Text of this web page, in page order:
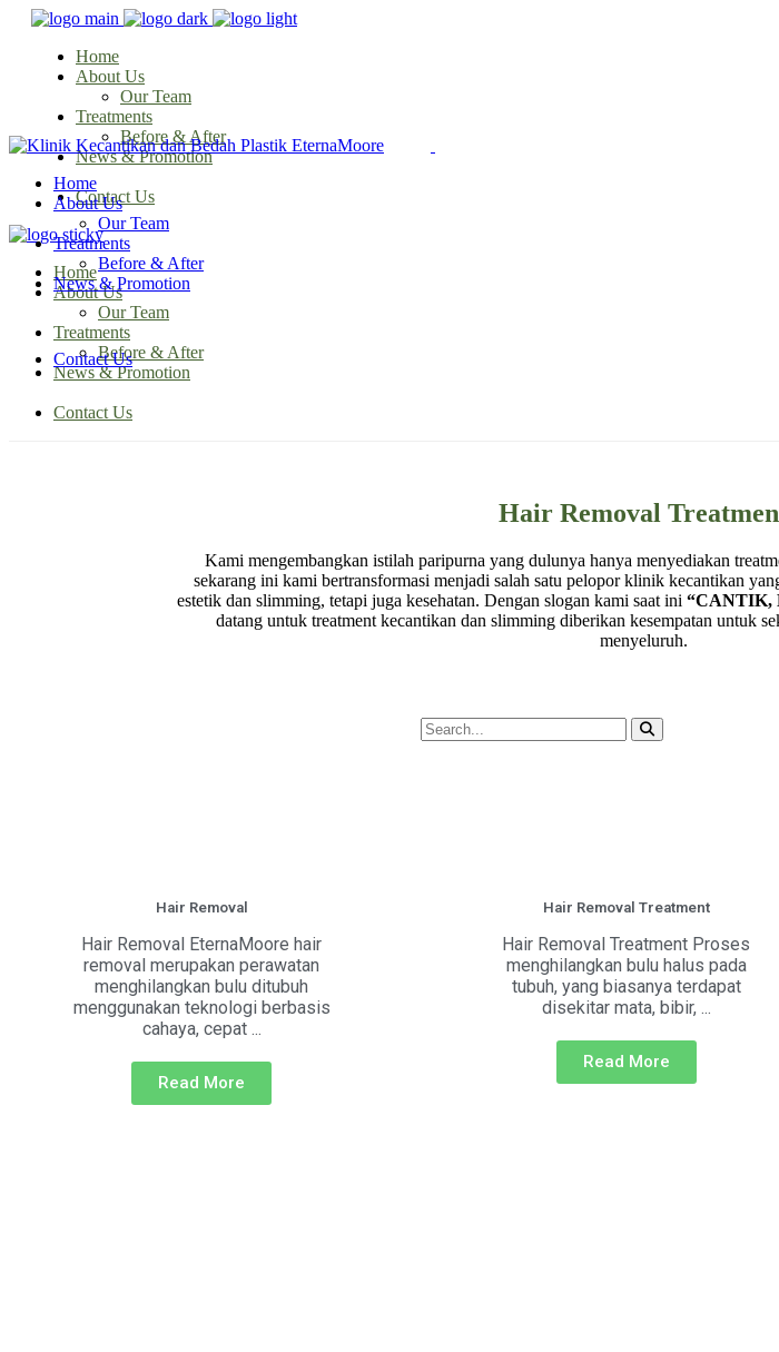
Home
About Us
Our Team
Treatments
Before & After
News & Promotion
Contact Us
Home
About Us
Our Team
Treatments
Before & After
News & Promotion
Contact Us
Home
About Us
Our Team
Treatments
Before & After
News & Promotion
Contact Us
Hair Removal
Kami mengembangkan istilah paripurna yang dulunya hanya menyediakan
sekarang ini kami bertransformasi menjadi salah satu pelopor klinik kecantikan
estetik dan slimming, tetapi juga kesehatan. Dengan slogan kami saat ini “CANTIK,
datang untuk treatment kecantikan dan slimming diberikan kesempatan untuk
menyeluruh.
Hair Removal
Hair Removal EternaMoore hair
removal merupakan perawatan
menghilangkan bulu ditubuh
menggunakan teknologi berbasis
cahaya, cepat ...
Read More
Hair Removal Treatment
Hair Removal Treatment Proses
menghilangkan bulu halus pada
tubuh, yang biasanya terdapat
disekitar mata, bibir, ...
Read More